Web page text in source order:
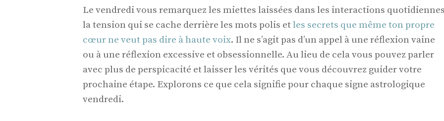
Le vendredi vous remarquez les miettes laissées dans les interactions
la tension qui se cache derrière les mots polis etles secrets que même ton propre
cœur ne veut pas dire à haute voix. Il ne s’agit pas d’un appel à une réflexion vaine
ou à une réflexion excessive et obsessionnelle. Au lieu de cela vous pouvez parler
avec plus de perspicacité et laisser les vérités que vous découvrez guider votre
prochaine étape. Explorons ce que cela signifie pour chaque signe astrologique
vendredi.